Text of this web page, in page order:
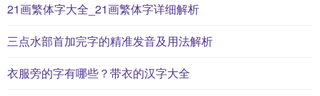
21画繁体字大全_21画繁体字详细解析
三点水部首加完字的精准发音及用法解析
衣服旁的字有哪些？带衣的汉字大全